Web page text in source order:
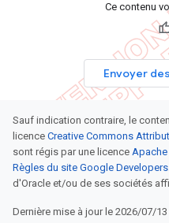
Ce contenu
Envoyer
Sauf indication contraire, le
licence Creative Commons
sont régis par une licence Apache
Règles du site Google Developers
d'Oracle et/ou de ses sociétés
Dernière mise à jour le 2026/07/13